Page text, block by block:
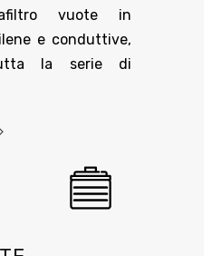
vuote in
e conduttive,
la serie di